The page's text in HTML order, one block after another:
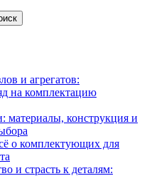
и агрегатов:
на комплектацию
материалы, конструкция и
о комплектующих для
и страсть к деталям: